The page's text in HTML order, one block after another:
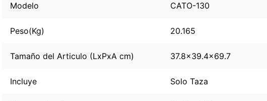
Modelo CATO-130
Peso(Kg) 20.165
Tamaño del Articulo (LxPxA cm) 37.8x39.4x69.7
Incluye Solo Taza